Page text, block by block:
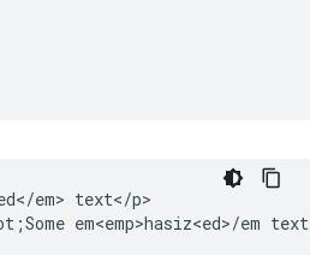
em> text</p>
em<emp>hasiz<ed>/